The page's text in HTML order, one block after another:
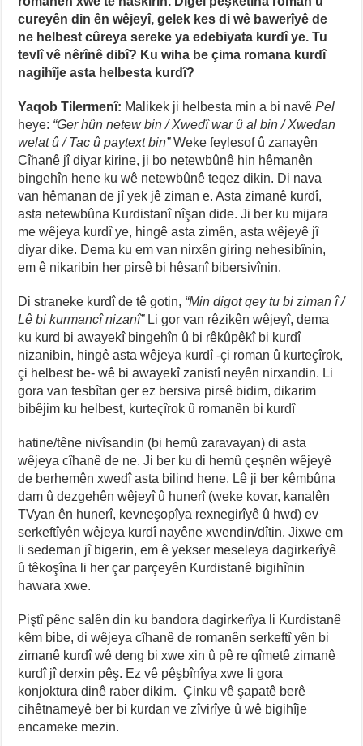
cureyên din ên wêjeyî, gelek kes di wê bawerîyê de
ne helbest cûreya sereke ya edebiyata kurdî ye. Tu
tevlî vê nêrînê dibî? Ku wiha be çima romana kurdî
nagihîje asta helbesta kurdî?
Yaqob Tilermenî: Malikek ji helbesta min a bi navêPel
heye: “Ger hûn netew bin / Xwedî war û al bin / Xwedan
welat û / Tac û paytext bin”Weke feylesof û zanayên
Cîhanê jî diyar kirine, ji bo netewbûnê hin hêmanên
bingehîn hene ku wê netewbûnê teqez dikin. Di nava
van hêmanan de jî yek jê ziman e. Asta zimanê kurdî,
asta netewbûna Kurdistanî nîşan dide. Ji ber ku mijara
me wêjeya kurdî ye, hingê asta zimên, asta wêjeyê jî
diyar dike. Dema ku em van nirxên giring nehesibînin,
em ê nikaribin her pirsê bi hêsanî bibersivînin.
Di straneke kurdî de tê gotin, “Min digot qey tu bi ziman î /
Lê bi kurmancî nizanî”Li gor van rêzikên wêjeyî, dema
ku kurd bi awayekî bingehîn û bi rêkûpêkî bi kurdî
nizanibin, hingê asta wêjeya kurdî -çi roman û kurteçîrok,
çi helbest be- wê bi awayekî zanistî neyên nirxandin. Li
gora van tesbîtan ger ez bersiva pirsê bidim, dikarim
bibêjim ku helbest, kurteçîrok û romanên bi kurdî
hatine/têne nivîsandin (bi hemû zaravayan) di asta
wêjeya cîhanê de ne. Ji ber ku di hemû çeşnên wêjeyê
de berhemên xwedî asta bilind hene. Lê ji ber kêmbûna
dam û dezgehên wêjeyî û hunerî (weke kovar, kanalên
TVyan ên hunerî, kevneşopîya rexnegirîyê û hwd) ev
serkeftîyên wêjeya kurdî nayêne xwendin/dîtin. Jixwe em
li sedeman jî bigerin, em ê yekser meseleya dagirkerîyê
û têkoşîna li her çar parçeyên Kurdistanê bigihînin
hawara xwe.
Piştî pênc salên din ku bandora dagirkerîya li Kurdistanê
kêm bibe, di wêjeya cîhanê de romanên serkeftî yên bi
zimanê kurdî wê deng bi xwe xin û pê re qîmetê zimanê
kurdî jî derxin pêş. Ez vê pêşbînîya xwe li gora
konjoktura dinê raber dikim. Çinku vê şapatê berê
cihêtnameyê ber bi kurdan ve zîvirîye û wê bigihîje
encameke mezin.